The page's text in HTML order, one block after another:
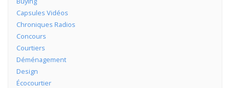
Capsules Vidéos
Chroniques Radios
Concours
Courtiers
Déménagement
Design
Écocourtier